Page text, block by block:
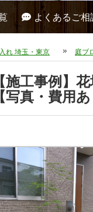
よくあるご相
れ 埼玉・東京 庭ブ
【施工事例】
【写真・費用